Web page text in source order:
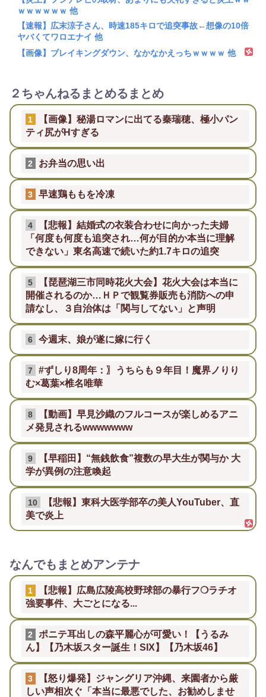
ｗｗｗｗｗｗ 他
【速報】広末涼子さん、時速185キロで追突事故←想像の10倍
ヤバくてワロエナイ 他
【画像】ブレイキングダウン、なかなかえっちｗｗｗｗ 他
２ちゃんねるまとめるまとめ
1
【画像】秘湯ロマンに出てる秦瑞穂、極小パン
ティ尻がHすぎる
2 お弁当の思い出
3 早速鶏ももを冷凍
4
【悲報】結婚式の衣装合わせに向かった夫婦
「何度も何度も追突され…何が目的か本当に理解
できない」東名高速で続いた約1.7キロの追突
5
【琵琶湖三市同時花火大会】花火大会は本当に
開催されるのか…ＨＰで観覧券販売も消防への申
請なし、３自治体は「関与してない」と声明
6 今週末、娘が遂に嫁に行く
7
#ずしり8周年：〗うちらも９年目！魔界ノりり
む×葛葉×椎名唯華
8
【動画】早見沙織のフルコースが楽しめるアニ
メ発見されるwwwwwww
9
【早稲田】“無銭飲食”複数の早大生が関与か 大
学が異例の注意喚起
10
【悲報】東科大医学部卒の美人YouTuber、直
美で炎上
なんでもまとめアンテナ
1
【悲報】広島広陵高校野球部の暴行フ❍ラチオ
強要事件、大ごとになる...
2
ポニテ耳出しの森平麗心が可愛い！【うるみ
ん】【乃木坂スター誕生！SIX】【乃木坂46】
3
【怒り爆発】ジャングリア沖縄、来園者から厳
しい声相次ぐ「本当に最悪でした、お勧めしませ